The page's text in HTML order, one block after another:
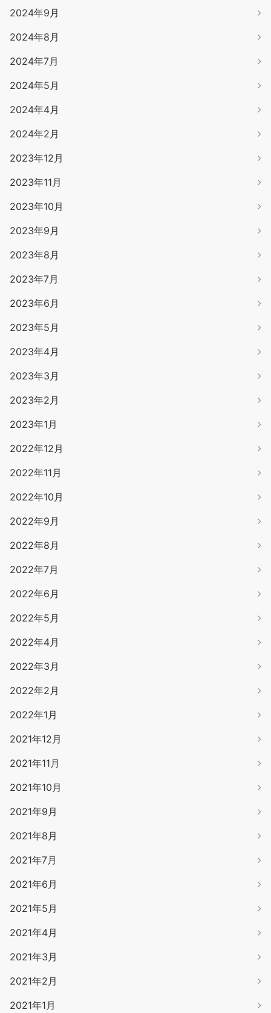
2024年9月
2024年8月
2024年7月
2024年5月
2024年4月
2024年2月
2023年12月
2023年11月
2023年10月
2023年9月
2023年8月
2023年7月
2023年6月
2023年5月
2023年4月
2023年3月
2023年2月
2023年1月
2022年12月
2022年11月
2022年10月
2022年9月
2022年8月
2022年7月
2022年6月
2022年5月
2022年4月
2022年3月
2022年2月
2022年1月
2021年12月
2021年11月
2021年10月
2021年9月
2021年8月
2021年7月
2021年6月
2021年5月
2021年4月
2021年3月
2021年2月
2021年1月